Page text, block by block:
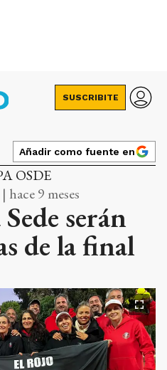
SUSCRIBITE
Añadir como fuente en
OSDE
hace 9 meses
serán
de la final